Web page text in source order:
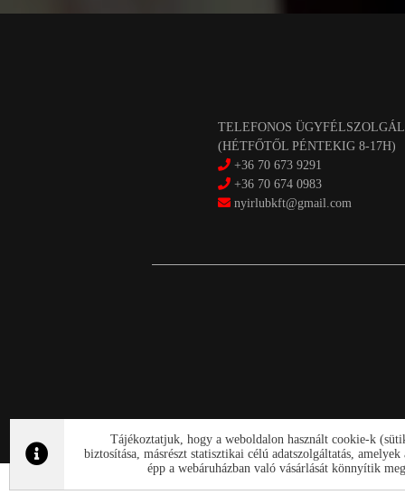
TELEFONOS
(HÉTFŐTŐL PÉNTEKIG 8-17H)
+36 70 673 9291
+36 70 674 0983
nyirlubkft@gmail.com
Tájékoztatjuk, hogy a weboldalon használt cookie-k
biztosítása, másrészt statisztikai célú adatszolgáltatás,
épp a webáruházban való vásárlását könnyítik